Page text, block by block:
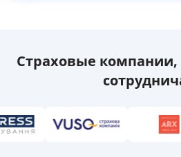
Страховые